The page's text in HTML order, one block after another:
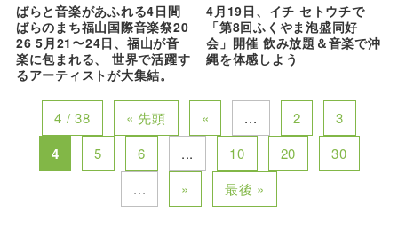
ばらと音楽があふれる4日間
ばらのまち福山国際音楽祭20
26 5月21〜24日、福山が音
楽に包まれる、 世界で活躍す
るアーティストが大集結。
4月19日、イチ セトウチで
「第8回ふくやま泡盛同好
会」開催 飲み放題＆音楽で沖
縄を体感しよう
4 / 38 « 先頭 « ... 2 3
4 5 6 ... 10 20
30
...
» 最後 »